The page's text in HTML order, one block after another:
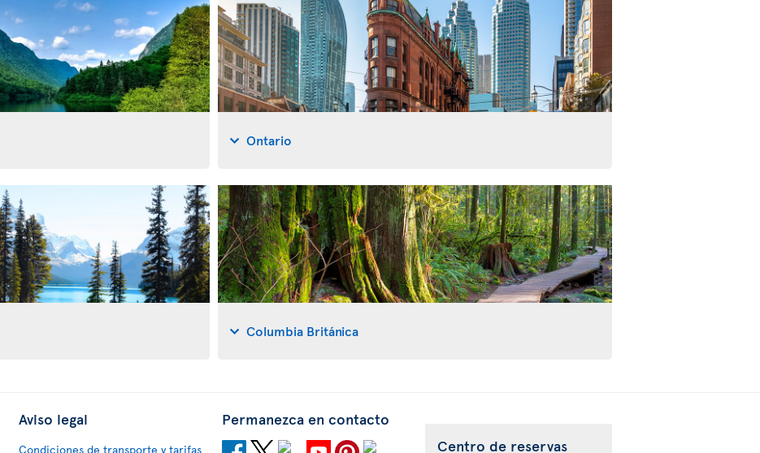
Ontario
Columbia Británica
Aviso legal
Condiciones de transporte y tarifas
Permanezca en contacto
Centro de reservas